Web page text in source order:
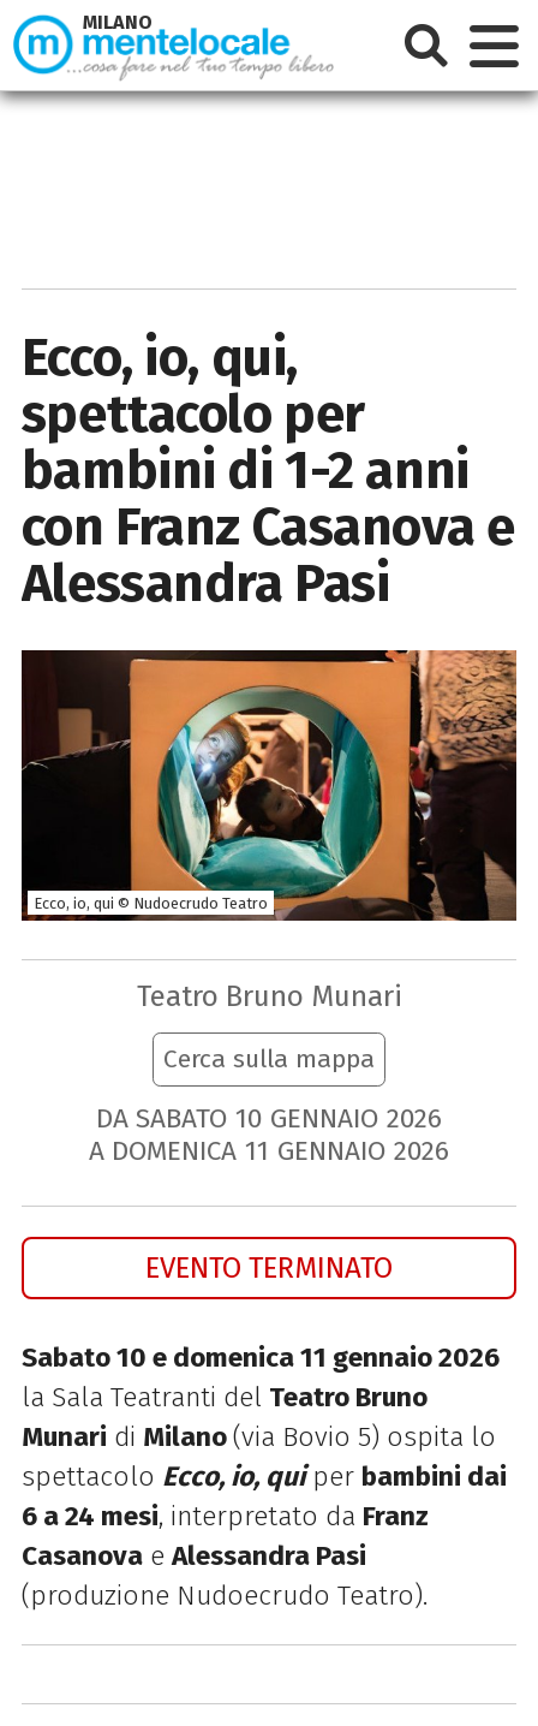
Ecco, io, qui,
spettacolo per
bambini di 1-2 anni
con Franz Casanova e
Alessandra Pasi
Ecco, io, qui © Nudoecrudo Teatro
Teatro Bruno Munari
Cerca sulla mappa
DA SABATO 10 GENNAIO 2026
A DOMENICA 11 GENNAIO 2026
EVENTO TERMINATO
Sabato 10 e domenica 11 gennaio 2026
la Sala Teatranti del Teatro Bruno
Munari di Milano(via Bovio 5) ospita lo
spettacolo Ecco, io, quiper bambini dai
6 a 24 mesi, interpretato da Franz
CasanovaeAlessandra Pasi
(produzione Nudoecrudo Teatro).
MILANO